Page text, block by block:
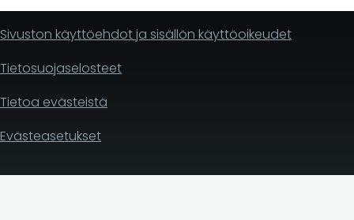
Sivuston käyttöehdot ja sisällön käyttöoikeudet
Tietosuojaselosteet
Tietoa evästeistä
Evästeasetukset